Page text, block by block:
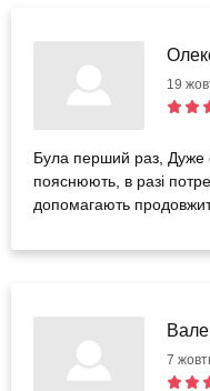
19
Була перший раз, Дуже
пояснюють, в разі
7